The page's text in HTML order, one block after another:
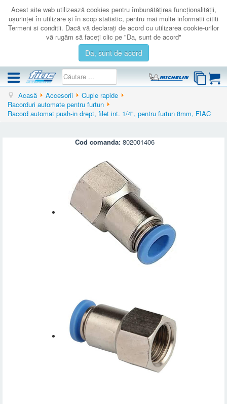
Acest site web utilizează cookies pentru îmbunătăţirea funcţionalităţii,
uşurinţei în utilizare şi în scop statistic, pentru mai multe informatii cititi
Termeni si conditii. Dacă vă declaraţi de acord cu utilizarea cookie-urilor
vă rugăm să faceţi clic pe "Da, sunt de acord"
Da, sunt de acord
COMPRESOARE
ACCESORII
AUTENTIFICARE
Acasă Accesorii
Cuple rapide
Racorduri automate pentru furtun
Racord automat push-in drept, filet int. 1/4", pentru furtun 8mm, FIAC
Cod comanda: 802001406